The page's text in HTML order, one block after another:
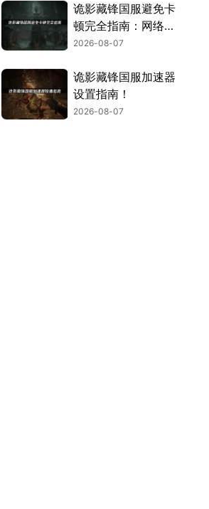
诡影藏锋国服避免卡
顿完全指南：网络优
化与解决技巧！
2026-08-07
诡影藏锋国服加速器
设置指南！
2026-08-07